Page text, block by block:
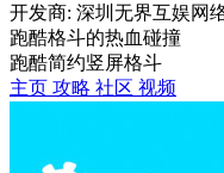
开发商: 深圳无界互娱网
跑酷格斗的热血碰撞
跑酷简约竖屏格斗
主页 攻略 社区 视频